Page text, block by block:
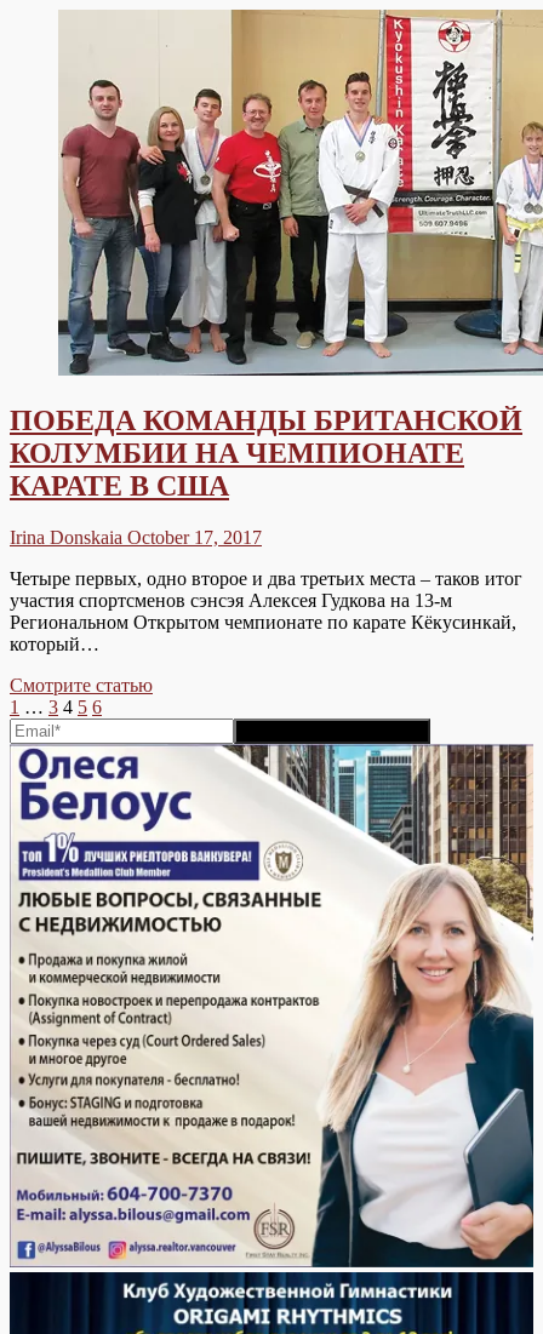
ПОБЕДА КОМАНДЫ БРИТАНСКОЙ
КОЛУМБИИ НА ЧЕМПИОНАТЕ
КАРАТЕ В США
Irina Donskaia October 17, 2017
Четыре первых, одно второе и два третьих места – таков итог
участия спортсменов сэнсэя Алексея Гудкова на 13-м
Региональном Открытом чемпионате по карате Кёкусинкай,
который…
Смотрите статьюПОБЕДА
БРИТАНСКОЙ
КОЛУМБИИ
ЧЕМПИОНАТЕ
КАРАТЕ
В
США
Posts
pagination
Previous
page
Page
1 … Page
3 Page
4 Page
5 Page
6Next